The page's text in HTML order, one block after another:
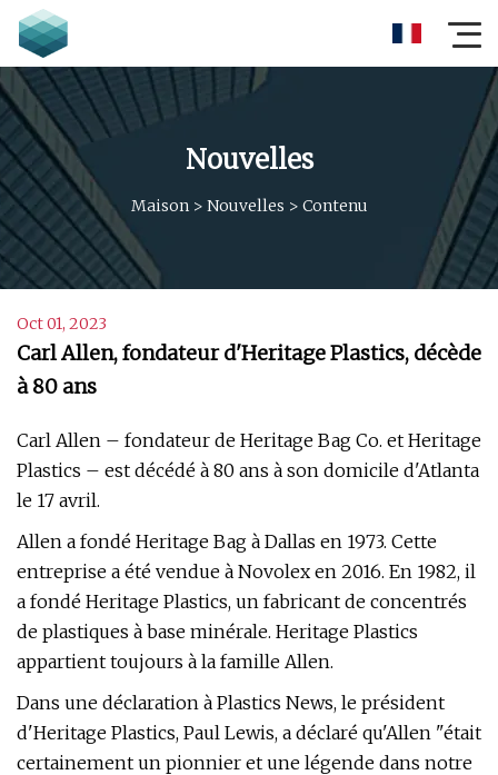
Nouvelles
Maison > Nouvelles > Contenu
Oct 01, 2023
Carl Allen, fondateur d'Heritage Plastics, décède
à 80 ans
Carl Allen – fondateur de Heritage Bag Co. et Heritage
Plastics – est décédé à 80 ans à son domicile d'Atlanta
le 17 avril.
Allen a fondé Heritage Bag à Dallas en 1973. Cette
entreprise a été vendue à Novolex en 2016. En 1982, il
a fondé Heritage Plastics, un fabricant de concentrés
de plastiques à base minérale. Heritage Plastics
appartient toujours à la famille Allen.
Dans une déclaration à Plastics News, le président
d'Heritage Plastics, Paul Lewis, a déclaré qu'Allen "était
certainement un pionnier et une légende dans notre